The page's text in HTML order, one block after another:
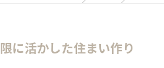
に活かした住まい作り